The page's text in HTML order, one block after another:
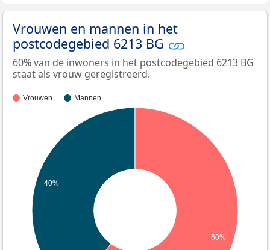
Vrouwen en mannen in het
postcodegebied 6213 BG
60% van de inwoners in het postcodegebied 6213 BG
staat als vrouw geregistreerd.
Vrouwen Mannen
40%
60%